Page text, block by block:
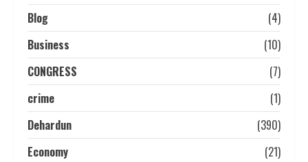
Blog
(4)
Business
(10)
CONGRESS
(7)
crime
(1)
Dehardun
(390)
Economy
(21)